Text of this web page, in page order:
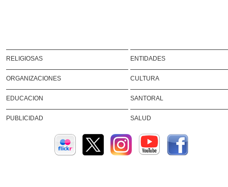
RELIGIOSAS ENTIDADES
ORGANIZACIONES CULTURA
EDUCACION SANTORAL
PUBLICIDAD SALUD